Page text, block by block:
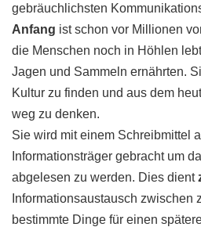
gebräuchlichsten
Anfang ist schon vor Millionen
die Menschen noch in Höhlen
Jagen und Sammeln ernährten.
Kultur zu finden und aus dem
weg zu denken.
Sie wird mit einem Schreibmittel
Informationsträger gebracht um
abgelesen zu werden. Dies dient
Informationsaustausch zwischen
bestimmte Dinge für einen